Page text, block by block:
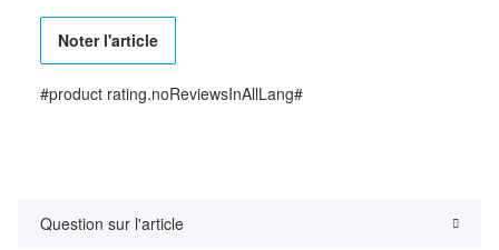
Noter l'article
#product rating.noReviewsInAllLang#
Question sur l'article